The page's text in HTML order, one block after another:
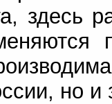
здесь
но